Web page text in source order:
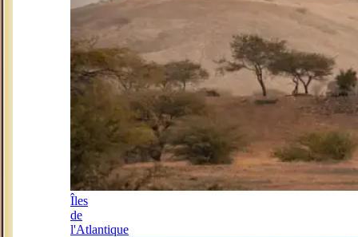
Îles
de
l'Atlantique